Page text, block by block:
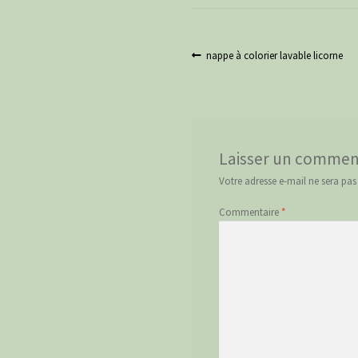
Navigation
Article
nappe à colorier lavable licorne
Laisser un
Votre adresse e-mail ne sera
Commentaire *